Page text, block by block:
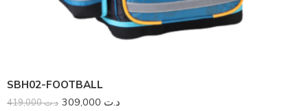
SBH02-FOOTBALL
د.ت419,000 د.ت